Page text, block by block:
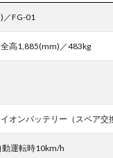
／FG-01
高1,885(mm)／483kg
オンバッテリー（スペア交
運転時10km/h